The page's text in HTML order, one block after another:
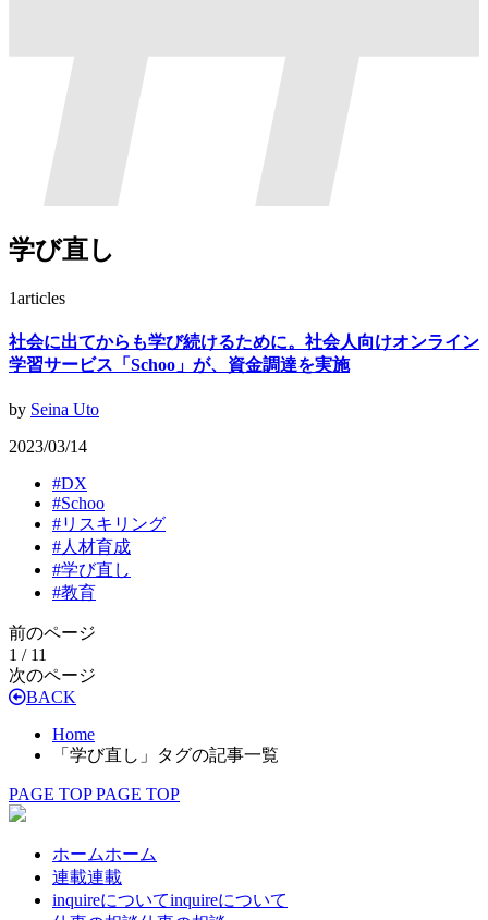
学び直し
1articles
社会に出てからも学び続けるために。社会人向けオンライン
学習サービス「Schoo」が、資金調達を実施
by Seina Uto
2023/03/14
#DX
#Schoo
#リスキリング
#人材育成
#学び直し
#教育
前のページ
1 / 11
次のページ
BACK
Home
「学び直し」タグの記事一覧
PAGE TOP PAGE TOP
ホームホーム
連載連載
inquireについてinquireについて